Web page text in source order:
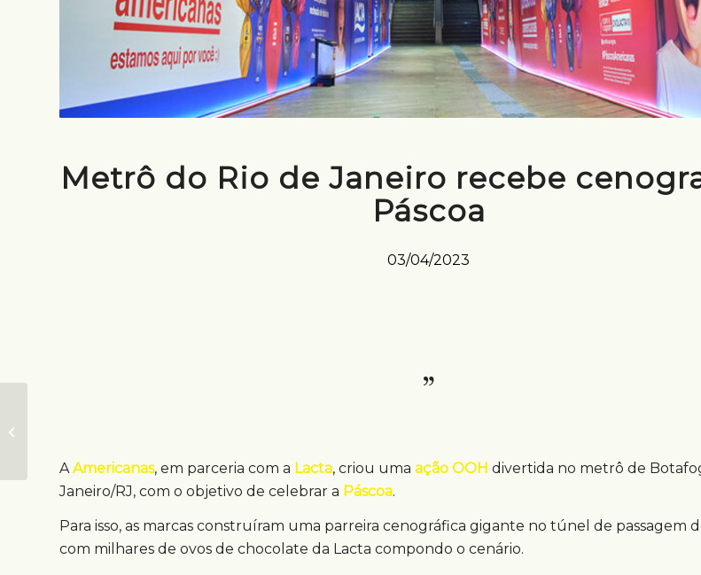
Metrô do Rio de Janeiro recebe
Páscoa
03/04/2023
AAmericanas, em parceria com a Lacta, criou uma ação OOH divertida no metrô de
Janeiro/RJ, com o objetivo de celebrar a Páscoa.
Para isso, as marcas construíram uma parreira cenográfica gigante no túnel de passagem
com milhares de ovos de chocolate da Lacta compondo o cenário.